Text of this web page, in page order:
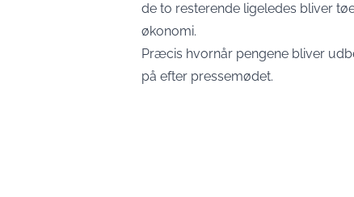
de to resterende ligeledes bliver
økonomi.
Præcis hvornår pengene bliver
på efter pressemødet.